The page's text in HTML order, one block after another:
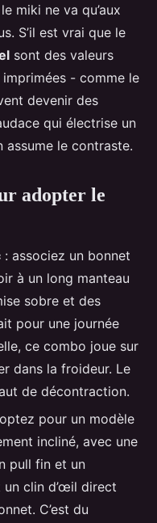
miki ne va qu’aux
S’il est vrai que le
sont des valeurs
- comme le
devenir des
qui électrise un
le contraste.
adopter le
: associez un bonnet
à un long manteau
sobre et des
pour une journée
ce combo joue sur
dans la froideur. Le
de décontraction.
pour un modèle
incliné, avec une
pull fin et un
clin d’œil direct
C’est du